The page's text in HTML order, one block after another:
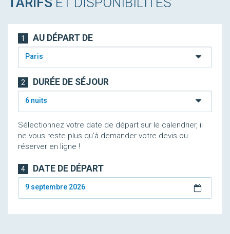
1 AU DÉPART DE
Paris
2 DURÉE DE SÉJOUR
6 nuits
Sélectionnez votre date de départ sur le calendrier, il
ne vous reste plus qu'à demander votre devis ou
réserver en ligne !
4 DATE DE DÉPART
9 septembre 2026